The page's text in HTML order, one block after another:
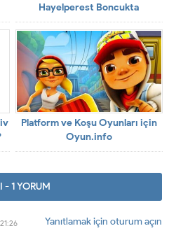
Hayelperest Boncukta
Platform ve Koşu Oyunları için
Oyun.info
- 1 YORUM
Yanıtlamak için oturum açın